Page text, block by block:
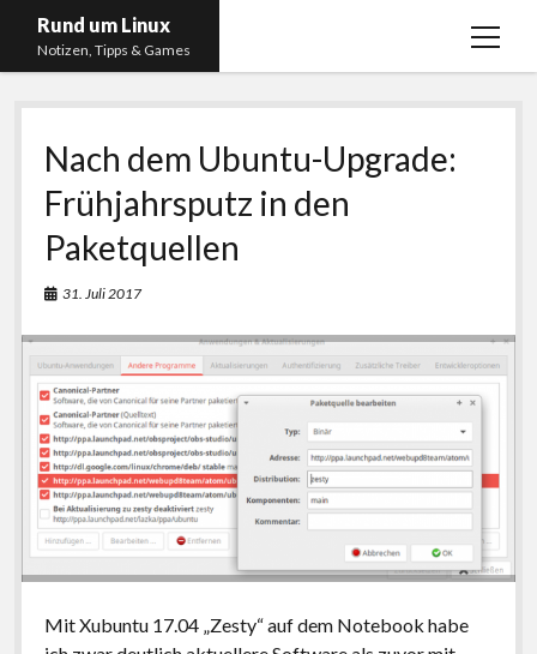
Rund um Linux
Notizen, Tipps & Games
Menü
Startseite
Linux
Gaming
RSS, Social Media, YouTube & Twitch
About
Impressum
Datenschutzerklärung
twitterinstagram
youtubetwitch
Nach dem Ubuntu-Upgrade:
Frühjahrsputz in den
Paketquellen
31. Juli 2017
Mit Xubuntu 17.04 „Zesty“ auf dem Notebook habe